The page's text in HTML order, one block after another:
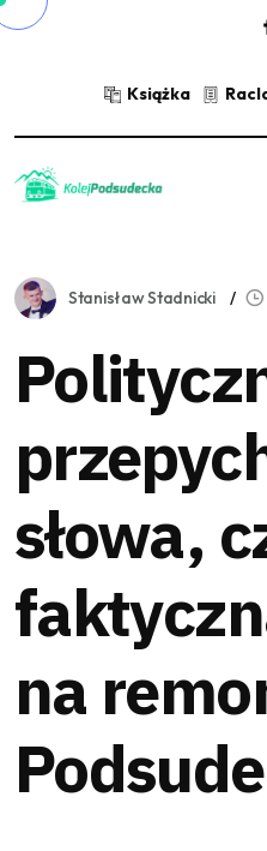
Książka
Stanisław Stadnicki
słowa,
na